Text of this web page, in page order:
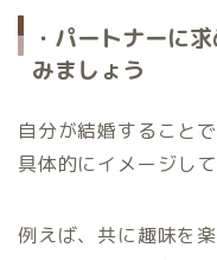
・パートナーに
みましょう
自分が結婚すること
具体的にイメージし
例えば、共に趣味を